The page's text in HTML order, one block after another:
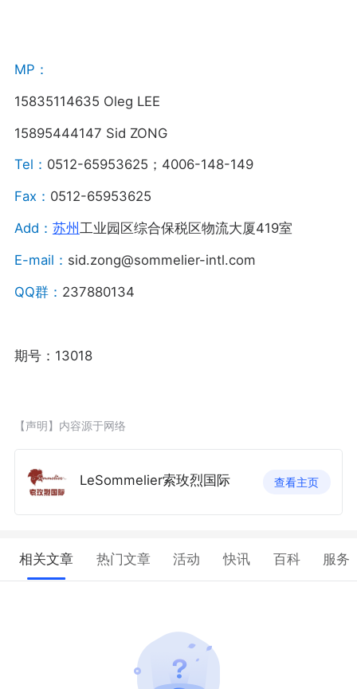
MP：
15835114635 Oleg LEE
15895444147 Sid ZONG
Tel： 0512-65953625；4006-148-149
Fax： 0512-65953625
Add： 苏州 工业园区综合保税区物流大厦419室
E-mail： sid.zong@sommelier-intl.com
QQ群： 237880134
期号：13018
【声明】内容源于网络
LeSommelier索玫烈国际 查看主页
相关文章 热门文章 活动 快讯 百科 服务